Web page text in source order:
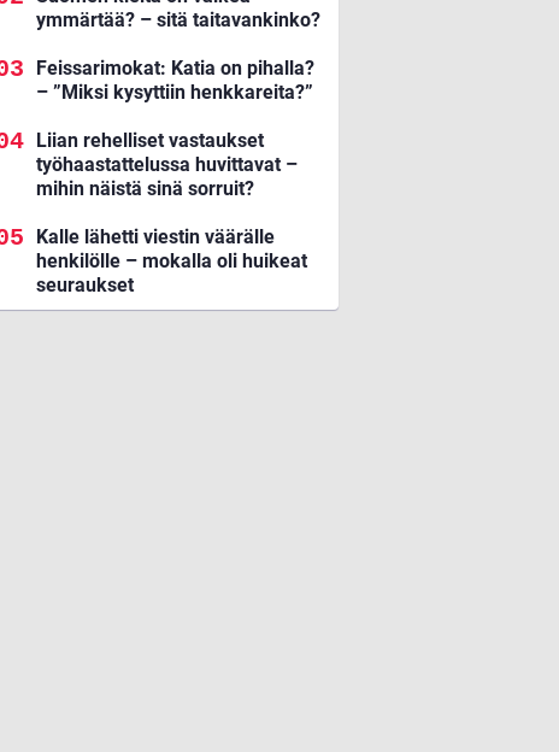
ymmärtää? – sitä taitavankinko?
Feissarimokat: Katia on pihalla?
– ”Miksi kysyttiin henkkareita?”
Liian rehelliset vastaukset
työhaastattelussa huvittavat –
mihin näistä sinä sorruit?
Kalle lähetti viestin väärälle
henkilölle – mokalla oli huikeat
seuraukset